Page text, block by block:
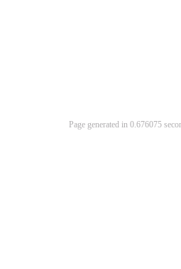
Page generated in 0.676075